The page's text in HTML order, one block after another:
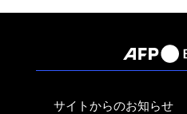
サイトからのお知らせ